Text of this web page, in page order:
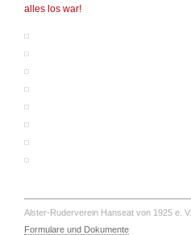
alles los war!
Alster-Ruderverein Hanseat von 1925 e. V.
Formulare und Dokumente